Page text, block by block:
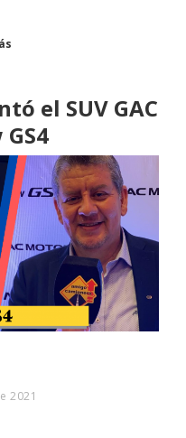
el SUV GAC
2021